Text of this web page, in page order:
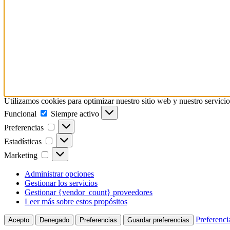
Utilizamos cookies para optimizar nuestro sitio web y nuestro
Funcional
Funcional
Siempre activo
Preferencias
Preferencias
Estadísticas Estadísticas
Marketing Marketing
Administrar opciones
Gestionar los servicios
Gestionar {vendor_count} proveedores
Leer más sobre estos propósitos
Acepto Denegado Preferencias Guardar preferencias